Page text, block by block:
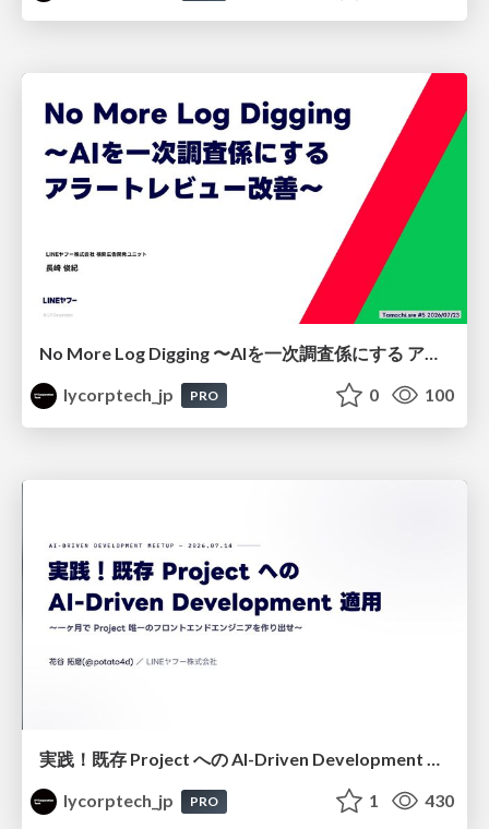
lycorptech_jp
PRO 0 100
実践！既存 Project への AI-Driven Development 適用〜 一ヶ月で Project 唯一のフロントエンドエンジニアを作り出せ〜
lycorptech_jp
PRO 1 430